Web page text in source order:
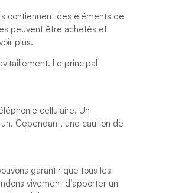
contiennent des éléments de
peuvent être achetés et
plus.
Le principal
cellulaire. Un
Cependant, une caution de
garantir que tous les
vivement d’apporter un